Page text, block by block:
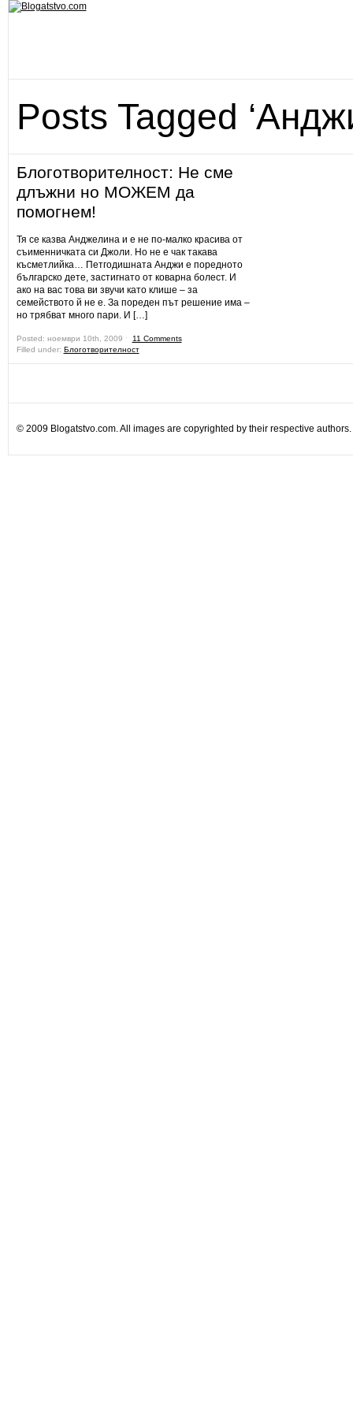
Posts Tagged
Блоготворителност: Не сме
длъжни но МОЖЕМ да
помогнем!
Тя се казва Анджелина и е не по-малко красива от
съименничката си Джоли. Но не е чак такава
късметлийка… Петгодишната Анджи е поредното
българско дете, застигнато от коварна болест. И
ако на вас това ви звучи като клише – за
семейството й не е. За пореден път решение има –
но трябват много пари. И […]
Posted: ноември 10th, 2009 ˑ
11 Comments
Filled under: Блоготворителност
© 2009 Blogatstvo.com. All images are copyrighted by their respective authors.